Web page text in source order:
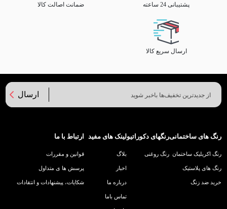
پشتیبانی 24 ساعته ضمانت اصالت کالا
ارسال سریع کالا
ارسال
رنگ های ساختمانی
رنگ اکریلیک ساختمان
رنگ های پلاستیک
خرید ضد زنگ
رنگهای دکوراتیو
رنگ روغنی
لینک های مفید
بلاگ
اخبار
درباره ما
تماس باما
ارتباط با ما
قوانین و مقررات
پرسش ها ی متداول
شکایات، پیشنهادات و انتقادات